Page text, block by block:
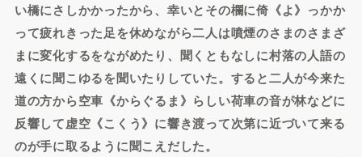
い橋にさしかかったから、幸いとその欄に倚《よ》っかか
って疲れきった足を休めながら二人は噴煙のさまのさまざ
まに変化するをながめたり、聞くともなしに村落の人語の
遠くに聞こゆるを聞いたりしていた。すると二人が今来た
道の方から空車《からぐるま》らしい荷車の音が林などに
反響して虚空《こくう》に響き渡って次第に近づいて来る
のが手に取るように聞こえだした。